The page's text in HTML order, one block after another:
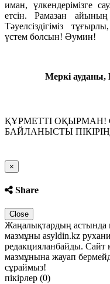
иман, үлкендерімізге
етсін. Рамазан
Тәуелсіздігіміз
үстем болсын! Әумин!
Меркі
ҚҰРМЕТТІ
БАЙЛАНЫСТЫ
×
Share
Close
Жаңалықтардың астында
мазмұны asyldin.kz
редакцияланбайды. Сайт
мазмұнына жауап
сұраймыз!
пікірлер (0)